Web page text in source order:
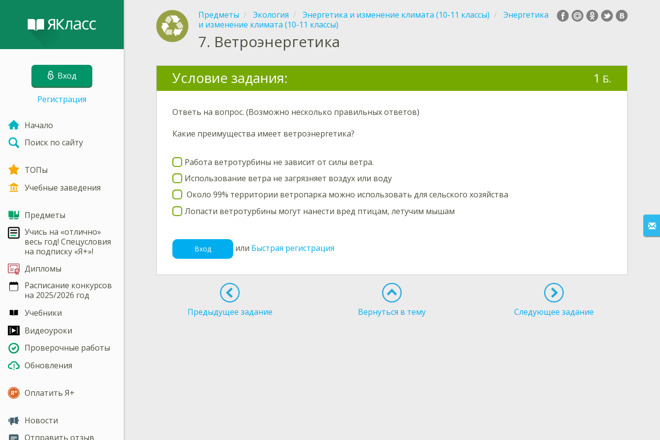
Вход
Регистрация
Начало
Поиск по сайту
ТОПы
Учебные заведения
Предметы
Учись на «отлично»
весь год! Спецусловия
на подписку «Я+»!
Дипломы
Расписание конкурсов
на 2025/2026 год
Учебники
Видеоуроки
Проверочные работы
Обновления
Оплатить Я+
Новости
Отправить отзыв
Предметы Экология Энергетика и изменение климата (10-11 классы)
Энергетика
и изменение климата (10-11 классы)
7. Ветроэнергетика
Условие задания: 1 Б.
Ответь на вопрос. (Возможно несколько правильных ответов)
Какие преимущества имеет ветроэнергетика?
Работа ветротурбины не зависит от силы ветра.
Использование ветра не загрязняет воздух или воду
Около 99% территории ветропарка можно использовать для сельского хозяйства
Лопасти ветротурбины могут нанести вред птицам, летучим мышам
Вход или Быстрая регистрация
Предыдущее задание Вернуться в тему Следующее задание